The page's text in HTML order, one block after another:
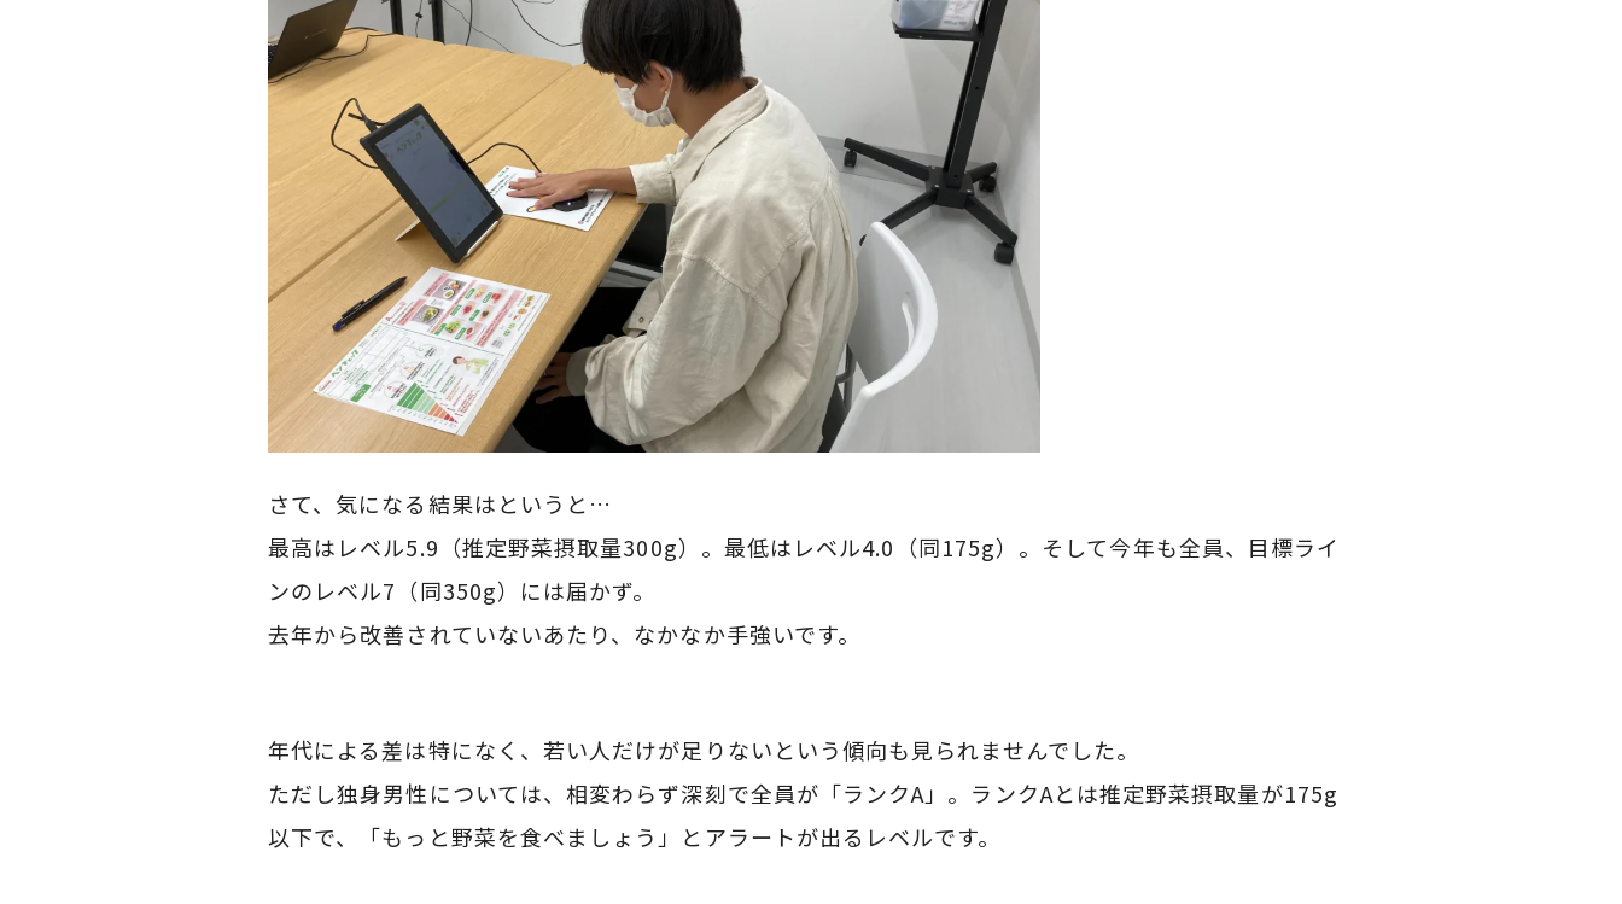
さて、気になる結果はというと…
最高はレベル5.9（推定野菜摂取量300g）。最低はレベル4.0（同175g）。そして今年も全員、目標ライ
ンのレベル7（同350g）には届かず。
去年から改善されていないあたり、なかなか手強いです。
年代による差は特になく、若い人だけが足りないという傾向も見られませんでした。
ただし独身男性については、相変わらず深刻で全員が「ランクA」。ランクAとは推定野菜摂取量が175g
以下で、「もっと野菜を食べましょう」とアラートが出るレベルです。